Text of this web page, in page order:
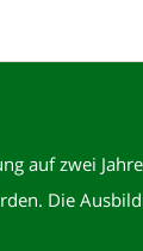
auf zwei
Die